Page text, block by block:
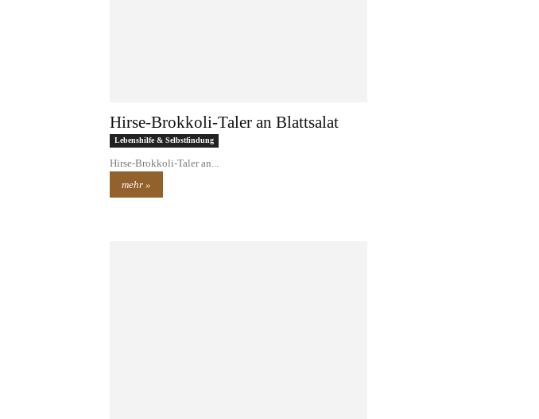
Hirse-Brokkoli-Taler an Blattsalat
Lebenshilfe & Selbstfindung
Hirse-Brokkoli-Taler an...
mehr »